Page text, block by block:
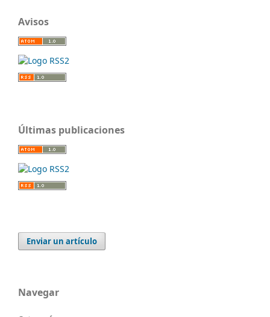
Avisos
Últimas publicaciones
Enviar un artículo
Navegar